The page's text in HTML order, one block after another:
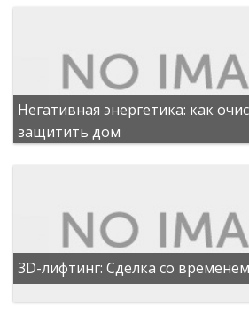
Негативная энергетика: как
защитить дом
3D-лифтинг: Сделка со временем